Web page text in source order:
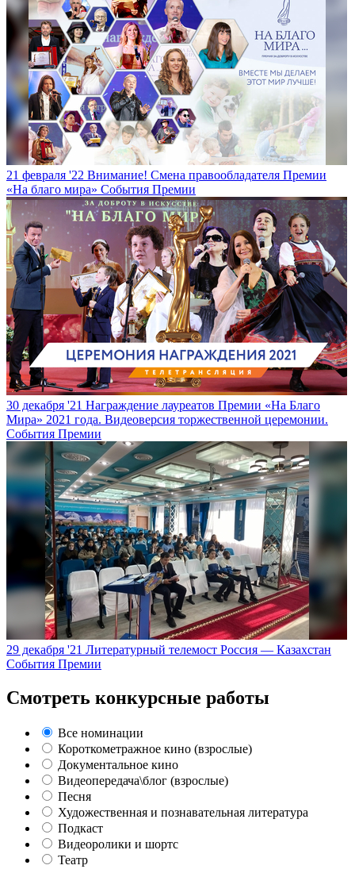
21 февраля '22 Внимание! Смена правообладателя Премии
«На благо мира» События Премии
30 декабря '21 Награждение лауреатов Премии «На Благо
Мира» 2021 года. Видеоверсия торжественной церемонии.
События Премии
29 декабря '21 Литературный телемост Россия — Казахстан
События Премии
Смотреть конкурсные работы
Все номинации
Короткометражное кино (взрослые)
Документальное кино
Видеопередача\блог (взрослые)
Песня
Художественная и познавательная литература
Подкаст
Видеоролики и шортс
Театр